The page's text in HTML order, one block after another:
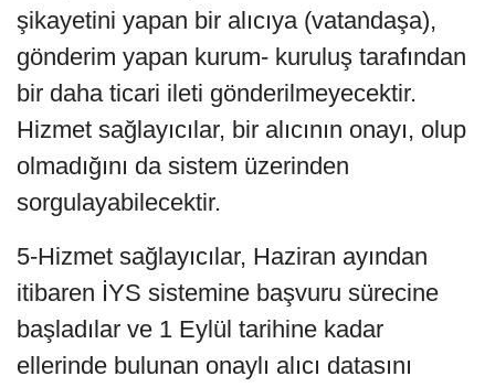
şikayetini yapan bir alıcıya (vatandaşa),
gönderim yapan kurum- kuruluş tarafından
bir daha ticari ileti gönderilmeyecektir.
Hizmet sağlayıcılar, bir alıcının onayı, olup
olmadığını da sistem üzerinden
sorgulayabilecektir.
5-Hizmet sağlayıcılar, Haziran ayından
itibaren İYS sistemine başvuru sürecine
başladılar ve 1 Eylül tarihine kadar
ellerinde bulunan onaylı alıcı datasını